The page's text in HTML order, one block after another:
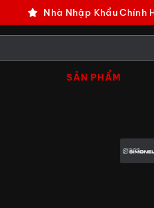
Nhà Nhập Khẩu Chính
SẢN PHẨM